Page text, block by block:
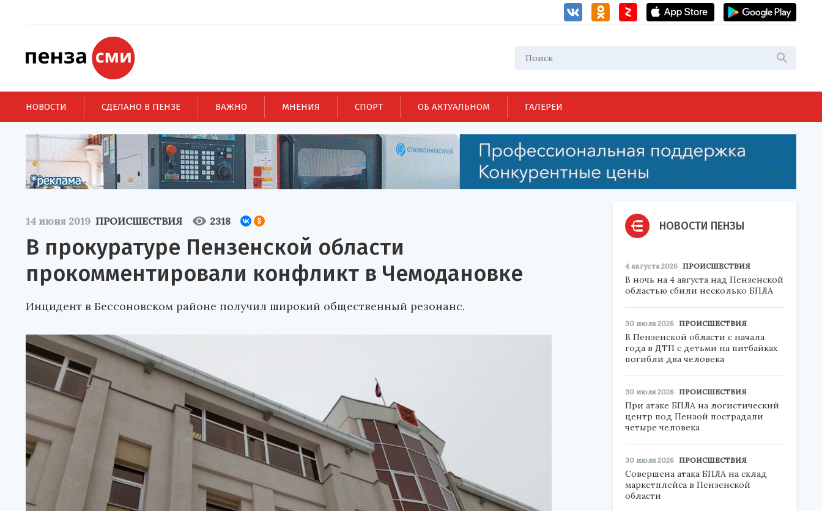
НОВОСТИ СДЕЛАНО В ПЕНЗЕ ВАЖНО МНЕНИЯ СПОРТ ОБ АКТУАЛЬНОМ ГАЛЕРЕИ
14 июня 2019 ПРОИСШЕСТВИЯ 2318
В прокуратуре Пензенской области
прокомментировали конфликт в Чемодановке
Инцидент в Бессоновском районе получил широкий общественный резонанс.
НОВОСТИ ПЕНЗЫ
4 августа 2026 ПРОИСШЕСТВИЯ
В ночь на 4 августа над Пензенской
областью сбили несколько БПЛА
30 июля 2026 ПРОИСШЕСТВИЯ
В Пензенской области с начала
года в ДТП с детьми на питбайках
погибли два человека
30 июля 2026 ПРОИСШЕСТВИЯ
При атаке БПЛА на логистический
центр под Пензой пострадали
четыре человека
30 июля 2026 ПРОИСШЕСТВИЯ
Совершена атака БПЛА на склад
маркетплейса в Пензенской
области